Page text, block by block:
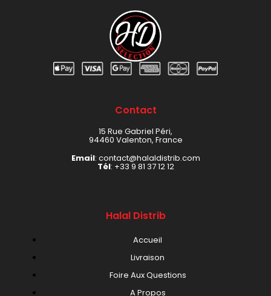
Contact
15 Rue Gabriel Péri,
94460 Valenton, France
Email: contact@halaldistrib.com
Tél: +33 9 81 37 12 12
Halal Distrib
Accueil
Livraison
Foire Aux Questions
A Propos